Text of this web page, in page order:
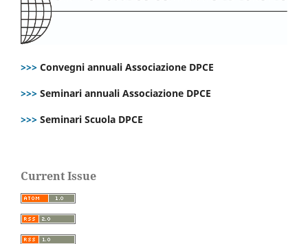
>>> Convegni annuali Associazione DPCE
>>> Seminari annuali Associazione DPCE
>>> Seminari Scuola DPCE
Current Issue